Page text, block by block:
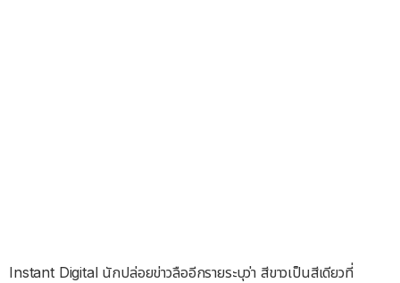
Instant Digital นักปล่อยข่าวลืออีกรายระบุว่า สีขาวเป็นสีเดียวที่